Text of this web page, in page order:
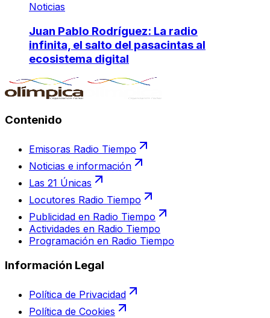
Noticias
Juan Pablo Rodríguez: La radio
infinita, el salto del pasacintas al
ecosistema digital
Contenido
Emisoras Radio Tiempo
Noticias e información
Las 21 Únicas
Locutores Radio Tiempo
Publicidad en Radio Tiempo
Actividades en Radio Tiempo
Programación en Radio Tiempo
Información Legal
Política de Privacidad
Política de Cookies